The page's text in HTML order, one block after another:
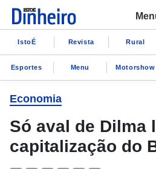
IstoÉ Revista Rural
Esportes Menu Motorshow
Economia
Só aval de Dilma
capitalização do